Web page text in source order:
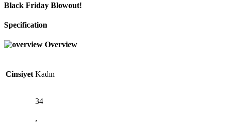
Black Friday Blowout!
Specification
Overview
Cinsiyet Kadın
34
,